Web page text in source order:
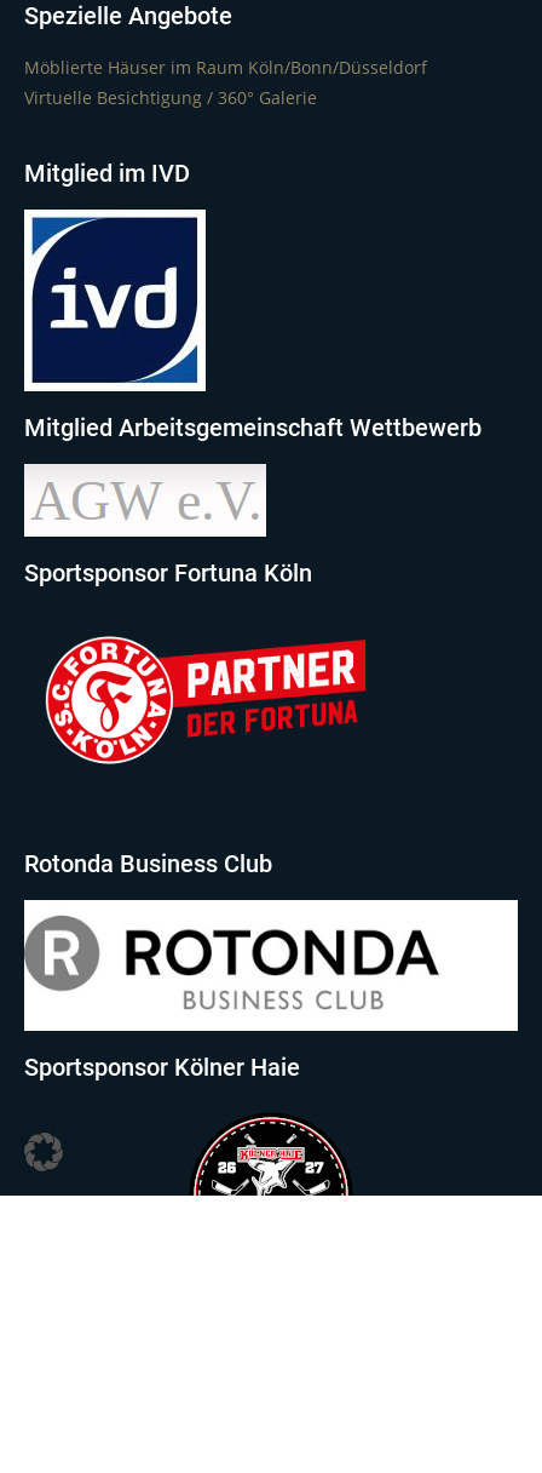
Spezielle Angebote
Möblierte Häuser im Raum Köln/Bonn/Düsseldorf
Virtuelle Besichtigung / 360° Galerie
Mitglied im IVD
Mitglied Arbeitsgemeinschaft Wettbewerb
Sportsponsor Fortuna Köln
Rotonda Business Club
Sportsponsor Kölner Haie